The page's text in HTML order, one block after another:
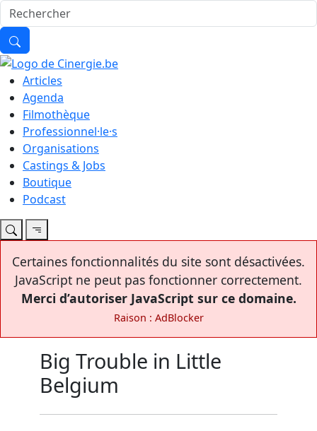
Articles
Agenda
Filmothèque
Professionnel·le·s
Organisations
Castings & Jobs
Boutique
Podcast
Certaines fonctionnalités du site sont désactivées.
JavaScript ne peut pas fonctionner correctement.
Merci d’autoriser JavaScript sur ce domaine.
Raison : AdBlocker
Big Trouble in Little
Belgium